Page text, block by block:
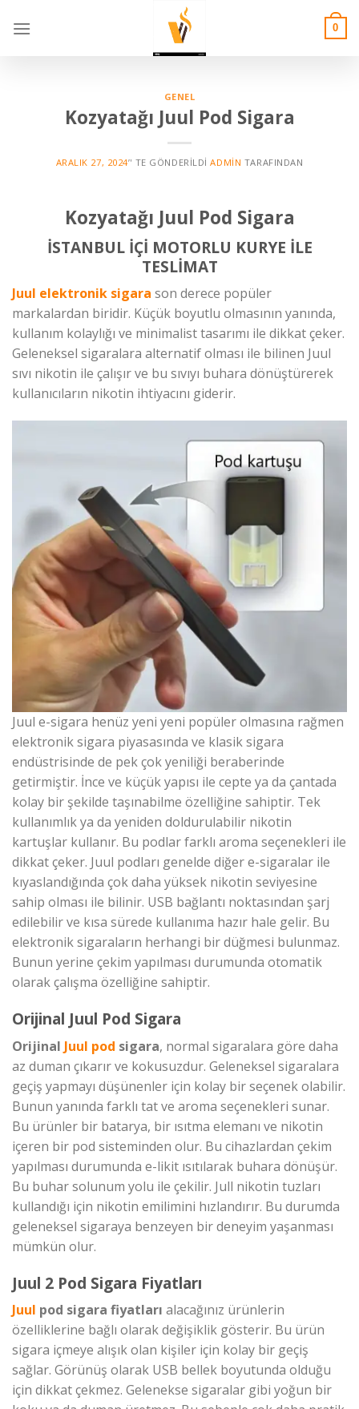
0
GENEL
Kozyatağı Juul Pod Sigara
ARALIK 27, 2024’' TE GÖNDERILDI ADMIN TARAFINDAN
Kozyatağı Juul Pod Sigara
İSTANBUL İÇİ MOTORLU KURYE İLE
TESLİMAT
Juul elektronik sigara son derece popüler
markalardan biridir. Küçük boyutlu olmasının yanında,
kullanım kolaylığı ve minimalist tasarımı ile dikkat çeker.
Geleneksel sigaralara alternatif olması ile bilinen Juul
sıvı nikotin ile çalışır ve bu sıvıyı buhara dönüştürerek
kullanıcıların nikotin ihtiyacını giderir.
Juul e-sigara henüz yeni yeni popüler olmasına rağmen
elektronik sigara piyasasında ve klasik sigara
endüstrisinde de pek çok yeniliği beraberinde
getirmiştir. İnce ve küçük yapısı ile cepte ya da çantada
kolay bir şekilde taşınabilme özelliğine sahiptir. Tek
kullanımlık ya da yeniden doldurulabilir nikotin
kartuşlar kullanır. Bu podlar farklı aroma seçenekleri ile
dikkat çeker. Juul podları genelde diğer e-sigaralar ile
kıyaslandığında çok daha yüksek nikotin seviyesine
sahip olması ile bilinir. USB bağlantı noktasından şarj
edilebilir ve kısa sürede kullanıma hazır hale gelir. Bu
elektronik sigaraların herhangi bir düğmesi bulunmaz.
Bunun yerine çekim yapılması durumunda otomatik
olarak çalışma özelliğine sahiptir.
Orijinal Juul Pod Sigara
Orijinal Juul pod sigara, normal sigaralara göre daha
az duman çıkarır ve kokusuzdur. Geleneksel sigaralara
geçiş yapmayı düşünenler için kolay bir seçenek olabilir.
Bunun yanında farklı tat ve aroma seçenekleri sunar.
Bu ürünler bir batarya, bir ısıtma elemanı ve nikotin
içeren bir pod sisteminden olur. Bu cihazlardan çekim
yapılması durumunda e-likit ısıtılarak buhara dönüşür.
Bu buhar solunum yolu ile çekilir. Jull nikotin tuzları
kullandığı için nikotin emilimini hızlandırır. Bu durumda
geleneksel sigaraya benzeyen bir deneyim yaşanması
mümkün olur.
Juul 2 Pod Sigara Fiyatları
Juul pod sigara fiyatları alacağınız ürünlerin
özelliklerine bağlı olarak değişiklik gösterir. Bu ürün
sigara içmeye alışık olan kişiler için kolay bir geçiş
sağlar. Görünüş olarak USB bellek boyutunda olduğu
için dikkat çekmez. Gelenekse sigaralar gibi yoğun bir